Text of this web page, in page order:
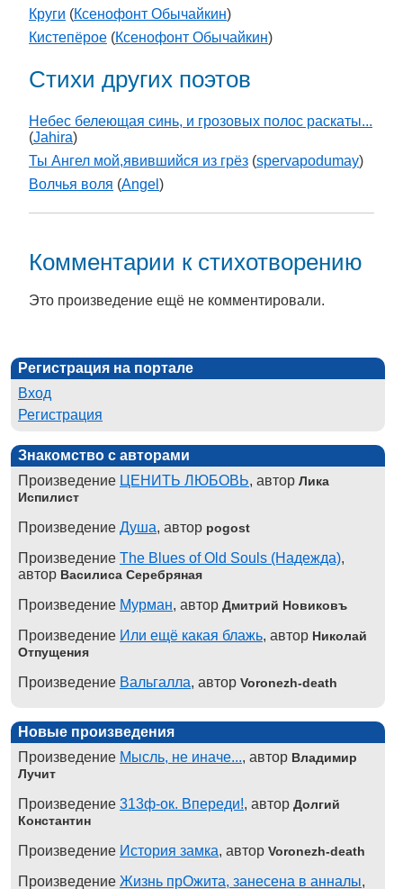
Круги (Ксенофонт Обычайкин)
Кистепёрое (Ксенофонт Обычайкин)
Стихи других поэтов
Небес белеющая синь, и грозовых полос раскаты...
(Jahira)
Ты Ангел мой,явившийся из грёз (spervapodumay)
Волчья воля (Angel )
Комментарии к стихотворению
Это произведение ещё не комментировали.
Регистрация на портале
Вход
Регистрация
Знакомство с авторами
Произведение ЦЕНИТЬ ЛЮБОВЬ, автор Лика
Испилист
Произведение Душа, автор pogost
Произведение The Blues of Old Souls (Надежда),
автор Василиса Серебряная
Произведение Мурман, автор Дмитрий Новиковъ
Произведение Или ещё какая блажь, автор Николай
Отпущения
Произведение Вальгалла, автор Voronezh-death
Новые произведения
Произведение Мысль, не иначе..., автор Владимир
Лучит
Произведение 313ф-ок. Впереди!, автор Долгий
Константин
Произведение История замка, автор Voronezh-death
Произведение Жизнь прОжита, занесена в анналы,